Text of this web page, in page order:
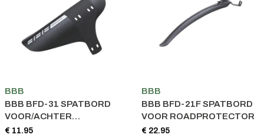
BBB
BBB BFD-31 SPATBORD
VOOR/ACHTER
FLEXFENDER PP
€ 11.95
BBB
BBB BFD-21F SPATBORD
VOOR ROADPROTECTOR
€ 22.95